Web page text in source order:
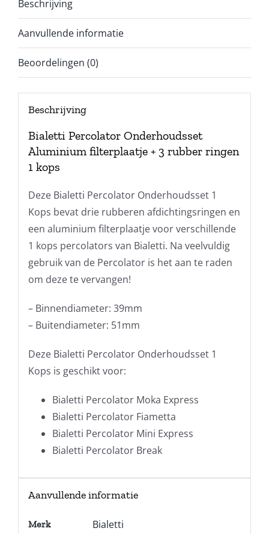
Beschrijving
Aanvullende informatie
Beoordelingen (0)
Beschrijving
Bialetti Percolator Onderhoudsset
Aluminium filterplaatje + 3 rubber ringen
1 kops
Deze Bialetti Percolator Onderhoudsset 1
Kops bevat drie rubberen afdichtingsringen en
een aluminium filterplaatje voor verschillende
1 kops percolators van Bialetti. Na veelvuldig
gebruik van de Percolator is het aan te raden
om deze te vervangen!
– Binnendiameter: 39mm
– Buitendiameter: 51mm
Deze Bialetti Percolator Onderhoudsset 1
Kops is geschikt voor:
Bialetti Percolator Moka Express
Bialetti Percolator Fiametta
Bialetti Percolator Mini Express
Bialetti Percolator Break
Aanvullende informatie
Merk Bialetti